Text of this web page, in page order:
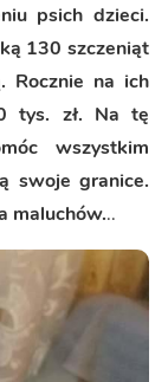
psich dzieci.
130 szczeniąt
Rocznie na ich
tys. zł. Na tę
wszystkim
swoje granice.
maluchów...